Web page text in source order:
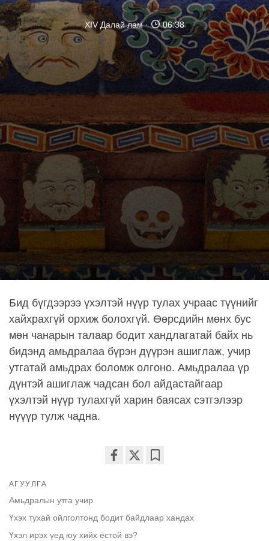
XIV Далай лам 06:38
Бид бүгдээрээ үхэлтэй нүүр тулах учраас түүнийг
хайхрахгүй орхиж болохгүй. Өөрсдийн мөнх бус
мөн чанарын талаар бодит хандлагатай байх нь
бидэнд амьдралаа бүрэн дүүрэн ашиглаж, учир
утгатай амьдрах боломж олгоно. Амьдралаа үр
дүнтэй ашиглаж чадсан бол айдастайгаар
үхэлтэй нүүр тулахгүй харин баясах сэтгэлээр
нүүүр тулж чадна.
АГУУЛГА
Амьдралын утга учир
Үхэх тухай ойлголтонд бодит байдлаар хандах
Үхэл ирэх үед юу хийх ёстой вэ?